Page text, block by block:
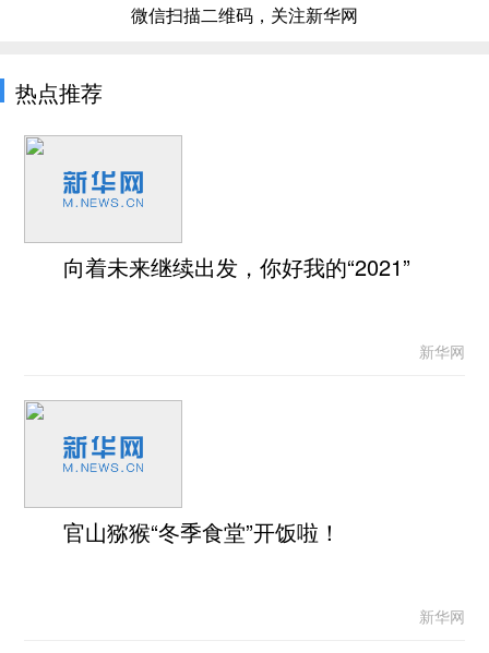
微信扫描二维码，关注新华网
热点推荐
向着未来继续出发，你好我的“2021”
新华网
官山猕猴“冬季食堂”开饭啦！
新华网